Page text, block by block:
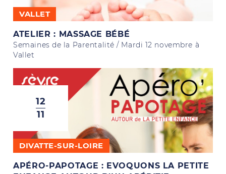
VALLET
ATELIER : MASSAGE BÉBÉ
Semaines de la Parentalité / Mardi 12 novembre à
Vallet
12
11
DIVATTE-SUR-LOIRE
APÉRO-PAPOTAGE : EVOQUONS LA PETITE